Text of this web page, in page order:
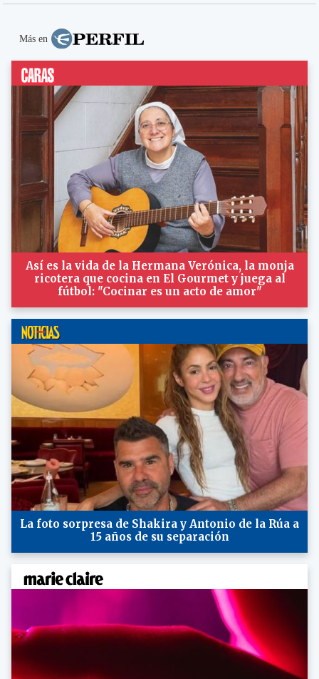
Más en
Así es la vida de la Hermana Verónica, la monja
ricotera que cocina en El Gourmet y juega al
fútbol: "Cocinar es un acto de amor"
La foto sorpresa de Shakira y Antonio de la Rúa a
15 años de su separación